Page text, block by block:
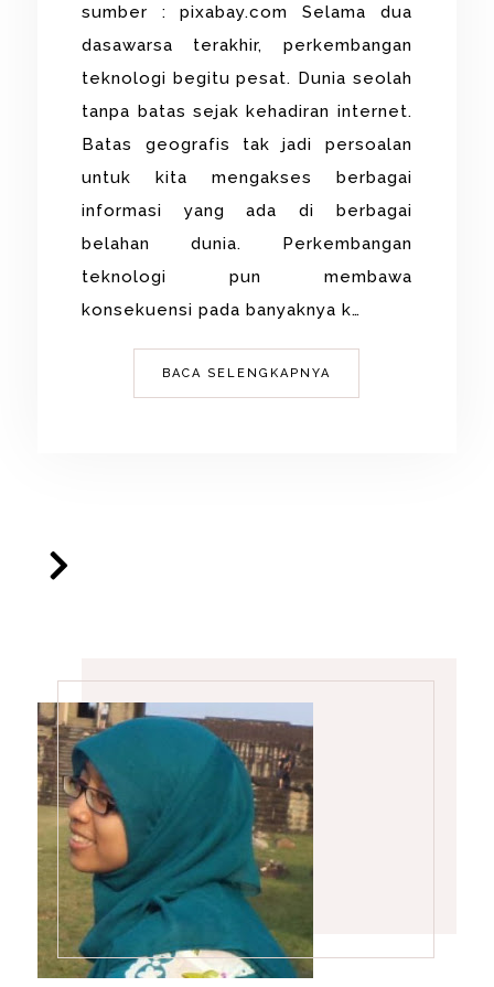
sumber : pixabay.com Selama dua
dasawarsa terakhir, perkembangan
teknologi begitu pesat. Dunia seolah
tanpa batas sejak kehadiran internet.
Batas geografis tak jadi persoalan
untuk kita mengakses berbagai
informasi yang ada di berbagai
belahan dunia. Perkembangan
teknologi pun membawa
konsekuensi pada banyaknya k…
BACA SELENGKAPNYA